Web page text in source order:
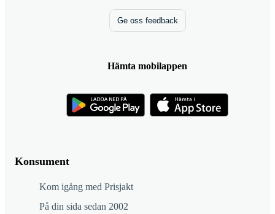
Konsument
Kom igång med Prisjakt
På din sida sedan 2002
Ge oss feedback
Hämta mobilappen